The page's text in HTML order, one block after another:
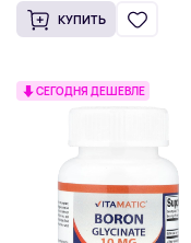
КУПИТЬ
СЕГОДНЯ ДЕШЕВЛЕ